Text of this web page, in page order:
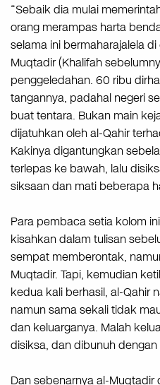
“Sebaik dia mulai
orang merampas harta
selama ini bermaharajalela
Muqtadir (Khalifah
penggeledahan. 60 ribu
tangannya, padahal negeri
buat tentara. Bukan main
dijatuhkan oleh al-Qahir
Kakinya digantungkan
terlepas ke bawah, lalu
siksaan dan mati beberapa
Para pembaca setia kolom
kisahkan dalam tulisan
sempat memberontak,
Muqtadir. Tapi, kemudian
kedua kali berhasil, al-Qahir
namun sama sekali tidak
dan keluarganya. Malah
disiksa, dan dibunuh dengan
Dan sebenarnya al-Muqtadir